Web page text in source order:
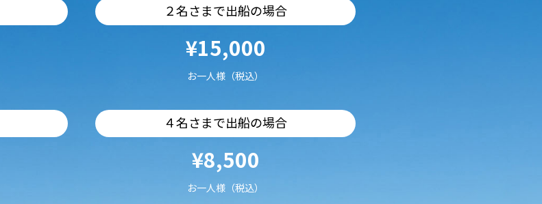
２名さまで出船の場合
¥15,000
お一人様（税込）
４名さまで出船の場合
¥8,500
お一人様（税込）